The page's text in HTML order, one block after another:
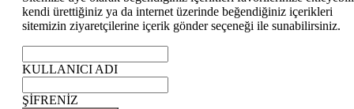
kendi ürettiğiniz ya da internet üzerinde beğendiğiniz içerikleri
sitemizin ziyaretçilerine içerik gönder seçeneği ile sunabilirsiniz.
KULLANICI ADI
ŞİFRENİZ